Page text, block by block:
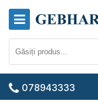
078943333